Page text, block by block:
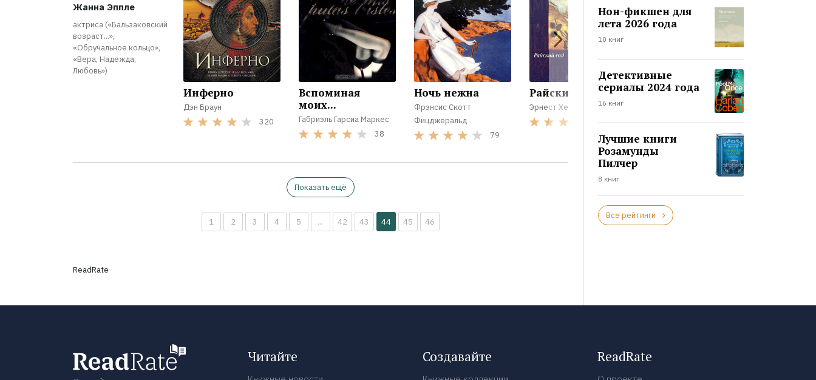
Жанна Эппле
актриса («Бальзаковский
возраст...»,
«Обручальное кольцо»,
«Вера, Надежда,
Любовь»)
Инферно
Дэн Браун
320
Вспоминая
моих...
Габриэль Гарсиа Маркес
38
Ночь нежна
Фрэнсис Скотт
Фицджеральд
79
Райский сад
Эрнест Хемингуэй
6
Чума
109
Показать ещё
1 2 3 4 5 ... 42 43 44 45 46
ReadRate
Нон-фикшен для
лета 2026 года
10 книг
Детективные
сериалы 2024 года
16 книг
Лучшие книги
Розамунды
Пилчер
8 книг
Все рейтинги
Читайте Создавайте ReadRate